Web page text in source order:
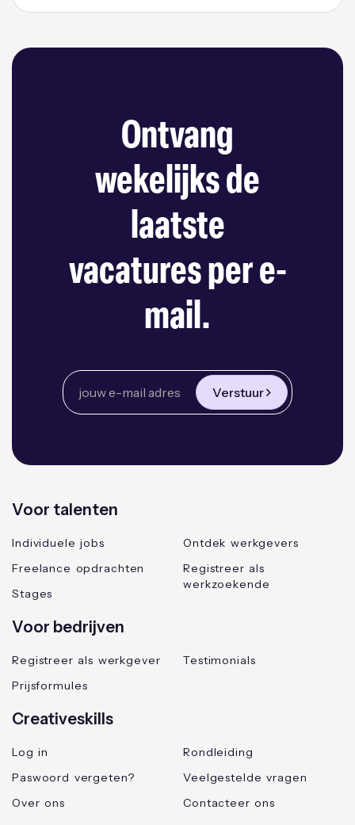
Ontvang
wekelijks de
laatste
vacatures per e-
mail.
Verstuur
Voor talenten
Individuele jobs
Freelance opdrachten
Stages
Ontdek werkgevers
Registreer als
werkzoekende
Voor bedrijven
Registreer als werkgever
Prijsformules
Testimonials
Creativeskills
Log in
Paswoord vergeten?
Over ons
Rondleiding
Veelgestelde vragen
Contacteer ons